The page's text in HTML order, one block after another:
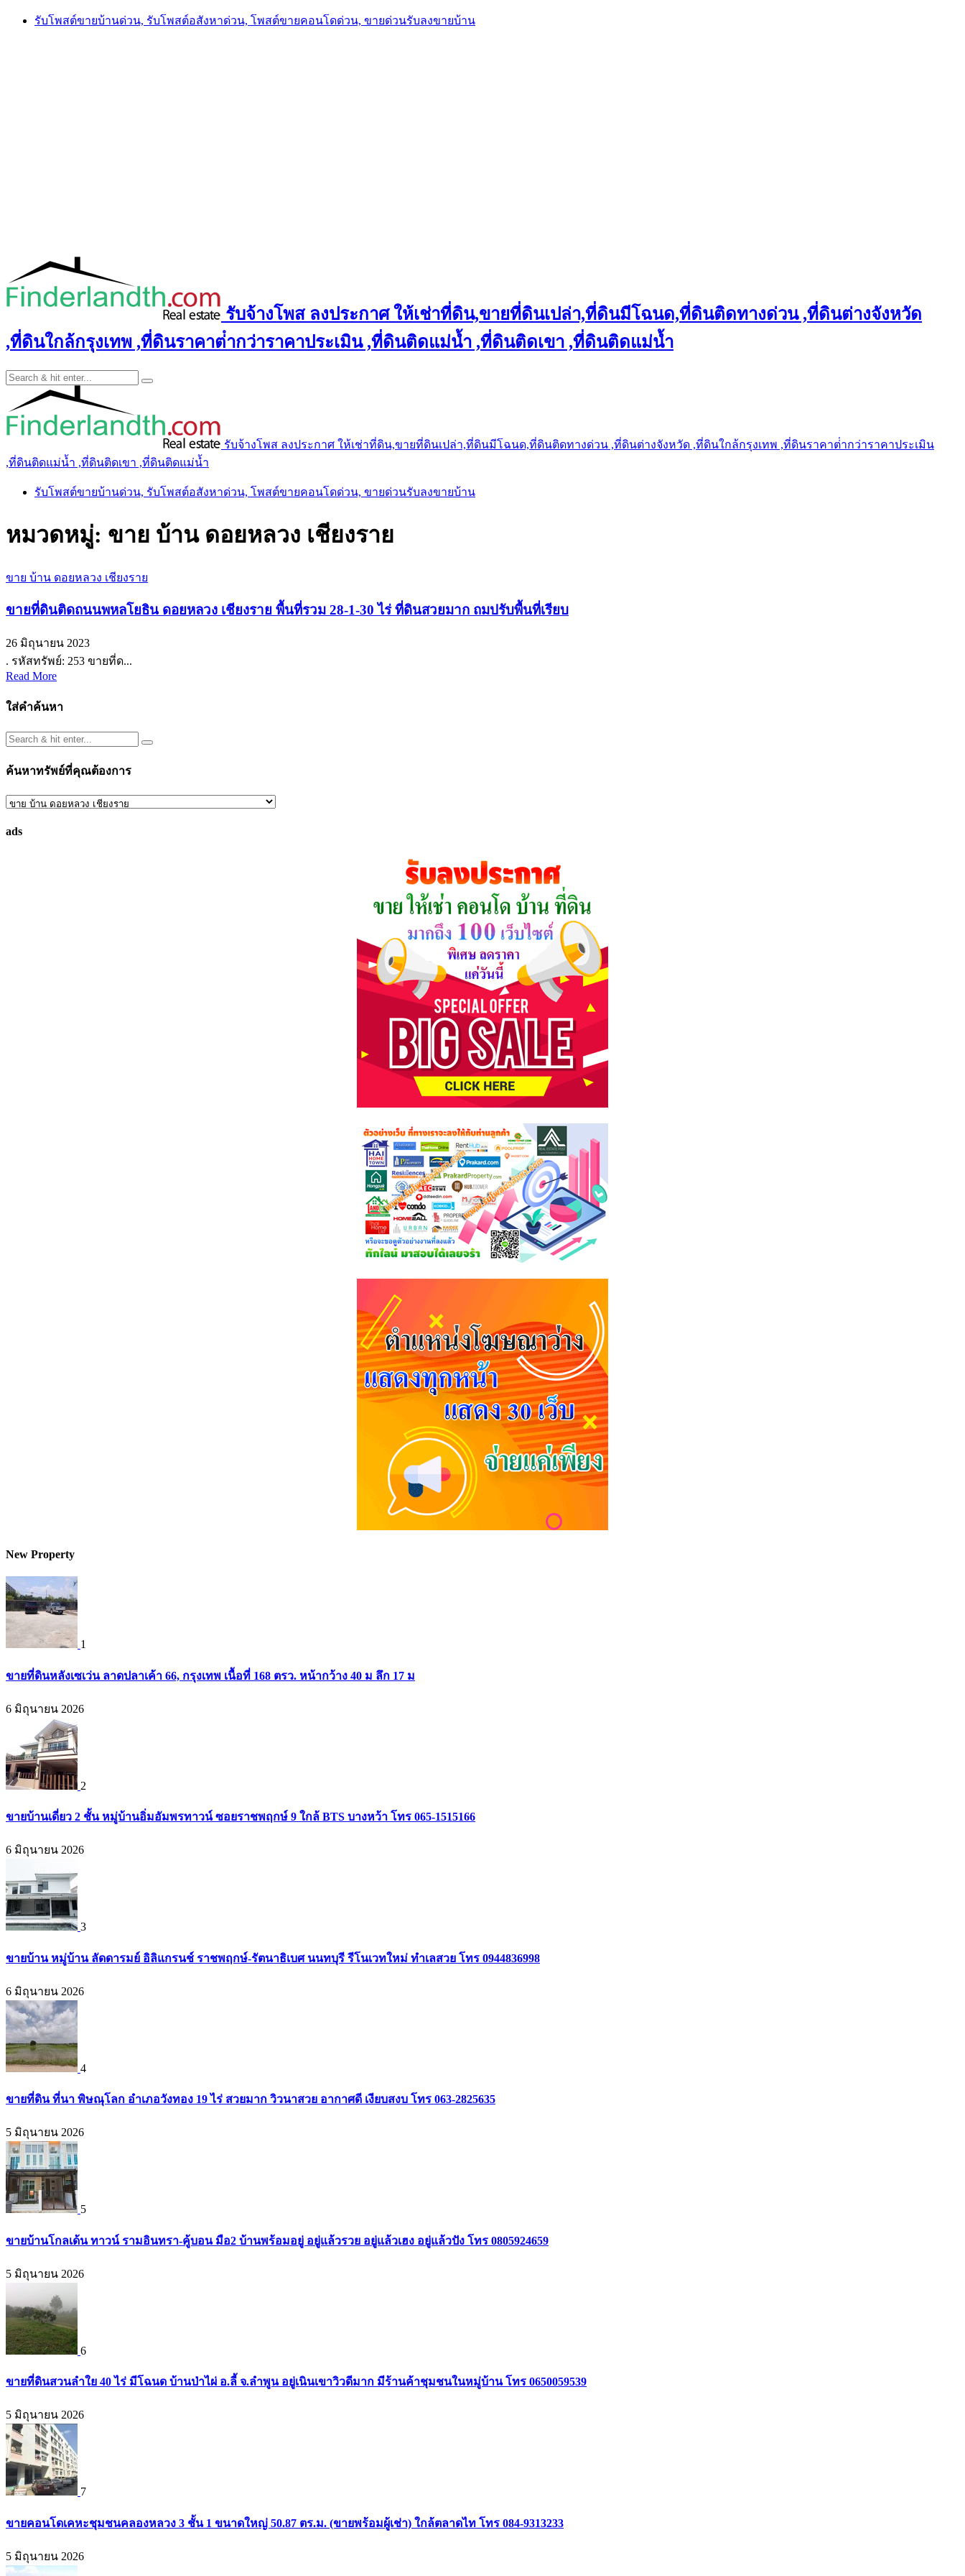
Skip
รับโพสต์ขายบ้านด่วน, รับโพสต์อสังหาด่วน, โพสต์ขายคอนโดด่วน, ขายด่วนรับลงขายบ้าน
รับจ้างโพส ลงประกาศ ให้เช่าที่ดิน,ขายที่ดินเปล่า,ที่ดินมีโฉนด,ที่ดินติดทางด่วน ,ที่ดินต่างจังหวัด
,ที่ดินใกล้กรุงเทพ ,ที่ดินราคาต่ํากว่าราคาประเมิน ,ที่ดินติดแม่น้ำ ,ที่ดินติดเขา ,ที่ดินติดแม่น้ำ
รับจ้างโพส ลงประกาศ ให้เช่าที่ดิน,ขายที่ดินเปล่า,ที่ดินมีโฉนด,ที่ดินติดทางด่วน ,ที่ดินต่างจังหวัด ,ที่ดินใกล้กรุงเทพ ,ที่ดินราคาต่ํากว่าราคาประเมิน
,ที่ดินติดแม่น้ำ ,ที่ดินติดเขา ,ที่ดินติดแม่น้ำ
รับโพสต์ขายบ้านด่วน, รับโพสต์อสังหาด่วน, โพสต์ขายคอนโดด่วน, ขายด่วนรับลงขายบ้าน
หมวดหมู่: ขาย บ้าน ดอยหลวง เชียงราย
ขาย บ้าน ดอยหลวง เชียงราย
ขายที่ดินติดถนนพหลโยธิน ดอยหลวง เชียงราย พื้นที่รวม 28-1-30 ไร่ ที่ดินสวยมาก ถมปรับพื้นที่เรียบ
26 มิถุนายน 2023
. รหัสทรัพย์: 253 ขายที่ด...
Read More
ใส่คำค้นหา
ค้นหาทรัพย์ที่คุณต้องการ
ค้นหา
ที่
ads
New Property
1
ขายที่ดินหลังเซเว่น ลาดปลาเค้า 66, กรุงเทพ เนื้อที่ 168 ตรว. หน้ากว้าง 40 ม ลึก 17 ม
6 มิถุนายน 2026
2
ขายบ้านเดี่ยว 2 ชั้น หมู่บ้านอิ่มอัมพรทาวน์ ซอยราชพฤกษ์ 9 ใกล้ BTS บางหว้า โทร 065-1515166
6 มิถุนายน 2026
3
ขายบ้าน หมู่บ้าน ลัดดารมย์ อิลิแกรนช์ ราชพฤกษ์-รัตนาธิเบศ นนทบุรี รีโนเวทใหม่ ทำเลสวย โทร 0944836998
6 มิถุนายน 2026
4
ขายที่ดิน ที่นา พิษณุโลก อำเภอวังทอง 19 ไร่ สวยมาก วิวนาสวย อากาศดี เงียบสงบ โทร 063-2825635
5 มิถุนายน 2026
5
ขายบ้านโกลเด้น ทาวน์ รามอินทรา-คู้บอน มือ2 บ้านพร้อมอยู่ อยู่แล้วรวย อยู่แล้วเฮง อยู่แล้วปัง โทร 0805924659
5 มิถุนายน 2026
6
ขายที่ดินสวนลำใย 40 ไร่ มีโฉนด บ้านป่าไผ่ อ.ลี้ จ.ลำพูน อยู่เนินเขาวิวดีมาก มีร้านค้าชุมชนในหมู่บ้าน โทร 0650059539
5 มิถุนายน 2026
7
ขายคอนโดเคหะชุมชนคลองหลวง 3 ชั้น 1 ขนาดใหญ่ 50.87 ตร.ม. (ขายพร้อมผู้เช่า) ใกล้ตลาดไท โทร 084-9313233
5 มิถุนายน 2026